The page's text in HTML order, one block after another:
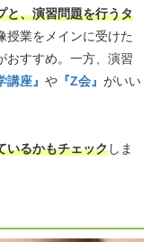
と、演習問題を行うタ
授業をメインに受けた
おすすめ。一方、演習
講座』 や 『Z会』 がいい
いるかもチェックしま